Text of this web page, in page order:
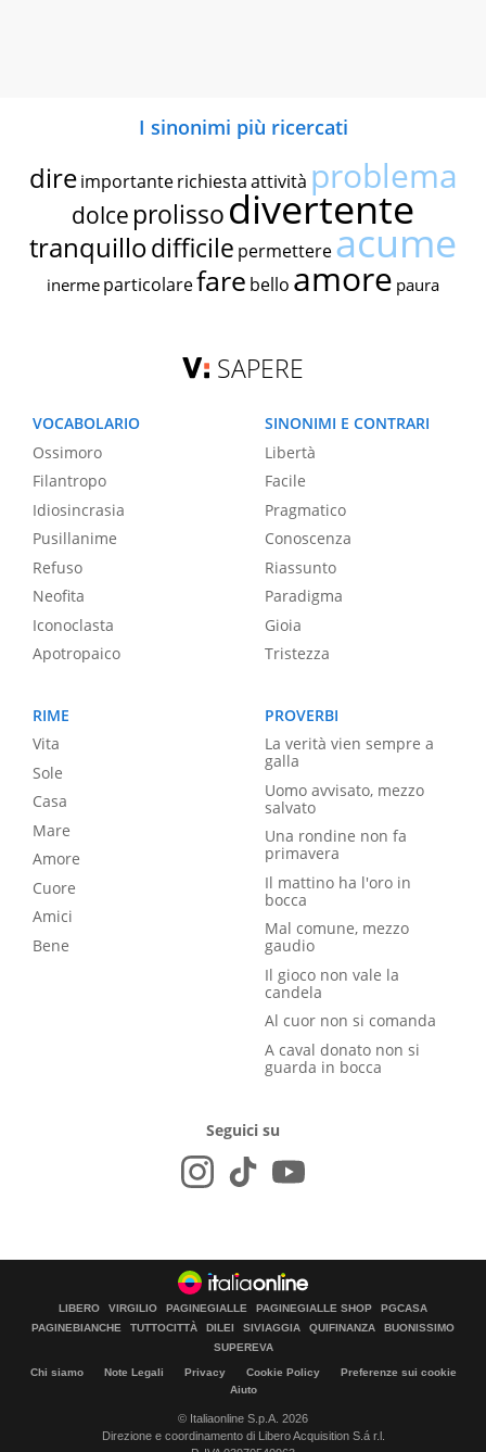
I sinonimi più ricercati
dire importante richiestaattività problema
dolce prolissodivertente
tranquillodifficile permettereacume
inerme particolarefare bello amore paura
SAPERE
VOCABOLARIO
Ossimoro
Filantropo
Idiosincrasia
Pusillanime
Refuso
Neofita
Iconoclasta
Apotropaico
SINONIMI E CONTRARI
Libertà
Facile
Pragmatico
Conoscenza
Riassunto
Paradigma
Gioia
Tristezza
RIME
Vita
Sole
Casa
Mare
Amore
Cuore
Amici
Bene
PROVERBI
La verità vien sempre a
galla
Uomo avvisato, mezzo
salvato
Una rondine non fa
primavera
Il mattino ha l'oro in
bocca
Mal comune, mezzo
gaudio
Il gioco non vale la
candela
Al cuor non si comanda
A caval donato non si
guarda in bocca
Seguici su
LIBERO VIRGILIO PAGINEGIALLE PAGINEGIALLE SHOP
PGCASA
PAGINEBIANCHE
TUTTOCITTÀ DILEI SIVIAGGIA QUIFINANZA
BUONISSIMO
SUPEREVA
Chi siamo Note Legali Privacy Cookie Policy
Preferenze sui cookie
Aiuto
© Italiaonline S.p.A. 2026
Direzione e coordinamento di Libero Acquisition S.á r.l.